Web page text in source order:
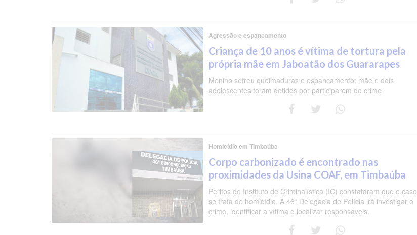
Agressão e espancamento
Criança de 10 anos é vítima de tortura pela
própria mãe em Jaboatão dos Guararapes
Menino sofreu queimaduras e espancamento; mãe e dois
adolescentes foram detidos por participarem do crime
Homicídio em Timbaúba
Corpo carbonizado é encontrado nas
proximidades da Usina COAF, em Timbaúba
Peritos do Instituto de Criminalística (IC) constataram que o caso
se trata de homicídio. A 46ª Delegacia de Polícia irá investigar o
crime, identificar a vítima e localizar responsáveis.